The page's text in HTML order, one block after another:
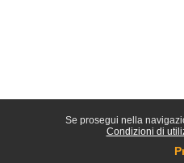
Se prosegui nella
Condizioni di